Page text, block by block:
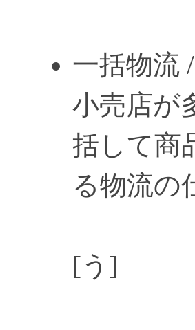
一括物流
小売店が
括して商
る物流の
[う]